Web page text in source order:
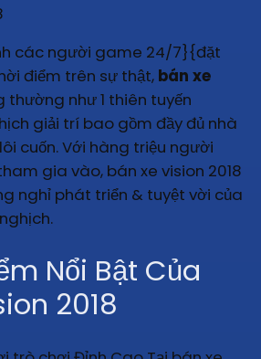
các người game 24/7}{đặt
điểm trên sự thật, bán xe
thường như 1 thiên tuyến
giải trí bao gồm đầy đủ nhà
cuốn. Với hàng triệu người
gia vào, bán xe vision 2018
nghỉ phát triển & tuyệt vời của
Nổi Bật Của
2018